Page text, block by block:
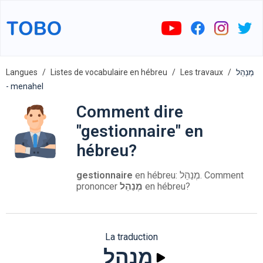
Langues Listes de vocabulaire en hébreu Les travaux
מְנַהֵל
- menahel
Comment dire
"gestionnaire" en
hébreu?
gestionnaire en hébreu: מְנַהֵל. Comment
prononcer מְנַהֵל en hébreu?
La traduction
מְנַהֵל